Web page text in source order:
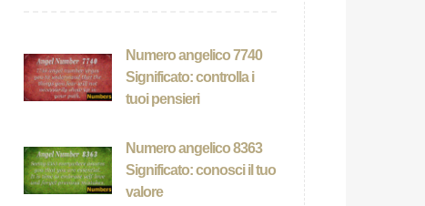
Numero angelico 7740
Significato: controlla i
tuoi pensieri
Numero angelico 8363
Significato: conosci il tuo
valore